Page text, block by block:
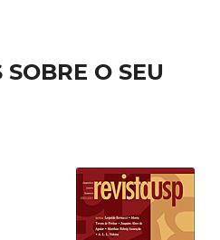
O SEU